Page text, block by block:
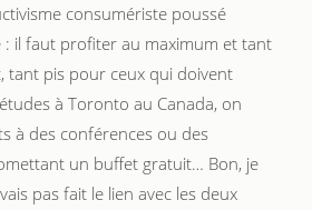
consumériste poussé
: il faut profiter au maximum et tant
tant pis pour ceux qui doivent
à Toronto au Canada, on
à des conférences ou des
un buffet gratuit… Bon, je
pas fait le lien avec les deux